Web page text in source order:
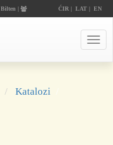
Bilten | ĆIR | LAT| EN
Katalozi